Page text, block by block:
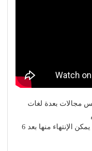
مجالات بعدة لغات
وكل مجال به مجموعة من الكورسات يمكن الإنتهاء منها بعد 6